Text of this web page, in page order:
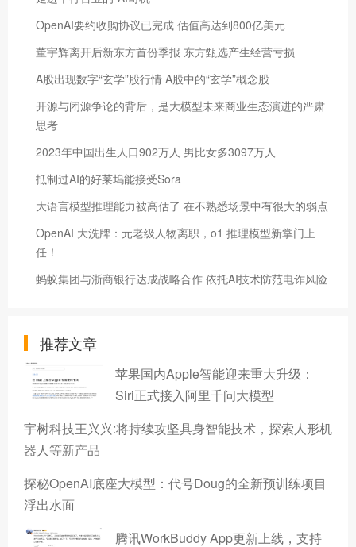
OpenAI要约收购协议已完成 估值高达到800亿美元
董宇辉离开后新东方首份季报 东方甄选产生经营亏损
A股出现数字“玄学”股行情 A股中的“玄学”概念股
开源与闭源争论的背后，是大模型未来商业生态演进的严肃
思考
2023年中国出生人口902万人 男比女多3097万人
抵制过AI的好莱坞能接受Sora
​大语言模型推理能力被高估了 在不熟悉场景中有很大的弱点
OpenAI 大洗牌：元老级人物离职，o1 推理模型新掌门上
任！
蚂蚁集团与浙商银行达成战略合作 依托AI技术防范电诈风险
推荐文章
苹果国内Apple智能迎来重大升级：
Siri正式接入阿里千问大模型
宇树科技王兴兴:将持续攻坚具身智能技术，探索人形机
器人等新产品
探秘OpenAI底座大模型：代号Doug的全新预训练项目
浮出水面
腾讯WorkBuddy App更新上线，支持